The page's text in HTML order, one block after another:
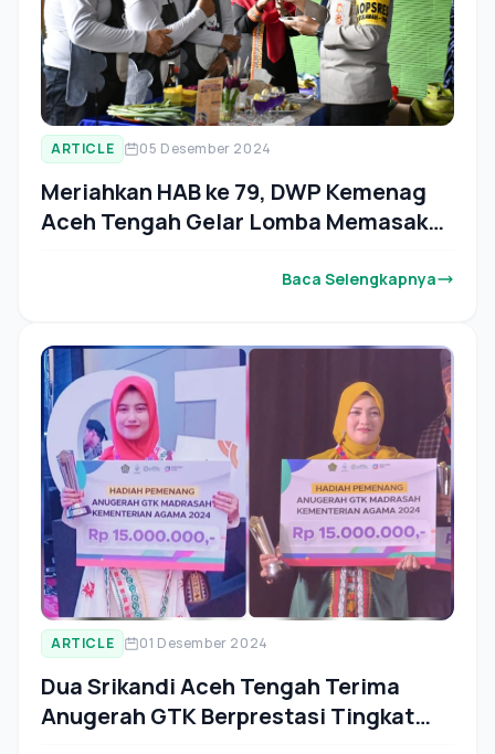
ARTICLE 05 Desember 2024
Meriahkan HAB ke 79, DWP Kemenag
Aceh Tengah Gelar Lomba Memasak
Baca Selengkapnya
ARTICLE 01 Desember 2024
Dua Srikandi Aceh Tengah Terima
Anugerah GTK Berprestasi Tingkat